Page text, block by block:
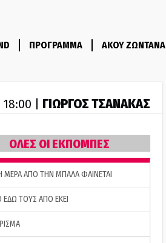
ΠΡΟΓΡΑΜΜΑ ΑΚΟΥ ΖΩΝΤΑΝΑ
18:00 | ΓΙΩΡΓΟΣ ΤΣΑΝΑΚΑΣ
ΟΛΕΣ ΟΙ ΕΚΠΟΜΠΕΣ
ΜΕΡΑ ΑΠΟ ΤΗΝ ΜΠΑΛΑ ΦΑΙΝΕΤΑΙ
ΕΔΩ ΤΟΥΣ ΑΠΟ ΕΚΕΙ